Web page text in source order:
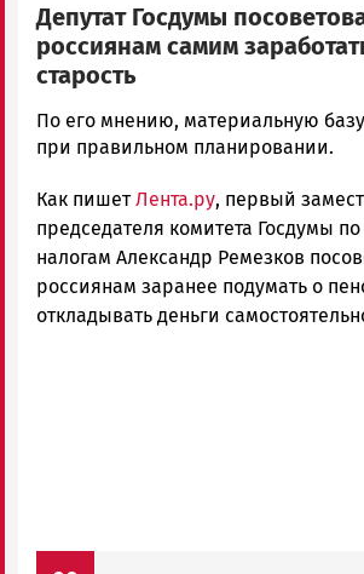
Депутат Госдумы
россиянам самим
старость
Корректор
Новости
и
Карелии
|
Петрозаводск
ГОВОРИТ
По его мнению, материальную
при правильном планировании.
Как пишетЛента.ру, первый
председателя комитета Госдумы
налогам Александр Ремезков
россиянам заранее подумать о
откладывать деньги